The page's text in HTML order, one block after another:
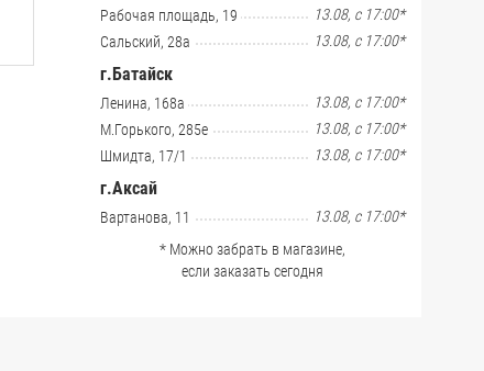
Уровни
Рабочая площадь, 19
13.08, с 17:00*
Сальский, 28a
13.08, с 17:00*
г.Батайск
Ленина, 168а
13.08, с 17:00*
М.Горького, 285е
13.08, с 17:00*
Шмидта, 17/1
13.08, с 17:00*
г.Аксай
Вартанова, 11
13.08, с 17:00*
* Можно забрать в магазине,
если заказать сегодня